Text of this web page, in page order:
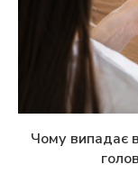
Чому випадає